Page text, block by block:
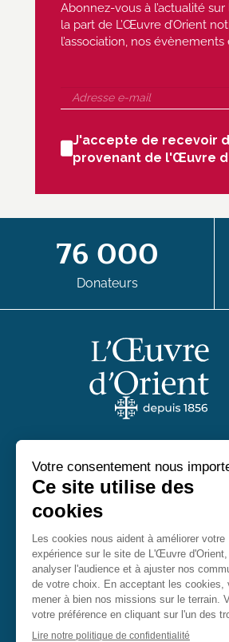
Abonnez-vous à l’actualité
la part de L’Œuvre d’Orient
l’association, nos
J'accepte de recevoir
provenant de l'Œuvre
76 000
Donateurs
Au service des chrétiens
01 45 48 54 46
Contactez-nous